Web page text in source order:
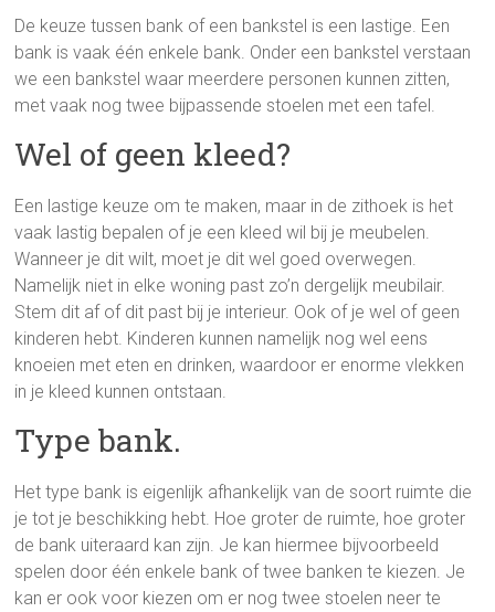
De keuze tussen bank of een bankstel is een lastige. Een
bank is vaak één enkele bank. Onder een bankstel verstaan
we een bankstel waar meerdere personen kunnen zitten,
met vaak nog twee bijpassende stoelen met een tafel.
Wel of geen kleed?
Een lastige keuze om te maken, maar in de zithoek is het
vaak lastig bepalen of je een kleed wil bij je meubelen.
Wanneer je dit wilt, moet je dit wel goed overwegen.
Namelijk niet in elke woning past zo’n dergelijk meubilair.
Stem dit af of dit past bij je interieur. Ook of je wel of geen
kinderen hebt. Kinderen kunnen namelijk nog wel eens
knoeien met eten en drinken, waardoor er enorme vlekken
in je kleed kunnen ontstaan.
Type bank.
Het type bank is eigenlijk afhankelijk van de soort ruimte die
je tot je beschikking hebt. Hoe groter de ruimte, hoe groter
de bank uiteraard kan zijn. Je kan hiermee bijvoorbeeld
spelen door één enkele bank of twee banken te kiezen. Je
kan er ook voor kiezen om er nog twee stoelen neer te